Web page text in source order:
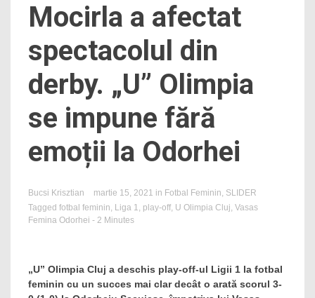
Mocirla a afectat
spectacolul din
derby. „U” Olimpia
se impune fără
emoții la Odorhei
Bucsi Krisztian martie 15, 2021 in Fotbal Feminin, SLIDER
Tagged fotbal feminin, Liga 1, play-off, U Olimpia Cluj, Vasas
Femina Odorhei - 2 Minutes
„U” Olimpia Cluj a deschis play-off-ul Ligii 1 la fotbal
feminin cu un succes mai clar decât o arată scorul 3-